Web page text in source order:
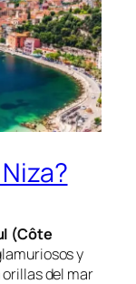
(Côte
y
del mar